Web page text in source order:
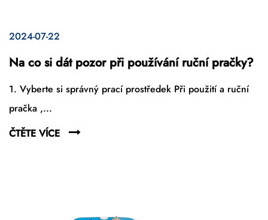
2024-07-22
Na co si dát pozor při používání ruční pračky?
1. Vyberte si správný prací prostředek Při použití a ruční
pračka ,...
ČTĚTE VÍCE